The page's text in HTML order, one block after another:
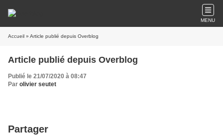
MENU
Accueil » Article publié depuis Overblog
Article publié depuis Overblog
Publié le 21/07/2020 à 08:47
Par olivier seutet
Partager